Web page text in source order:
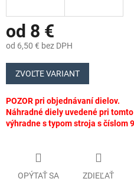
od 8 €
od 6,50 € bez DPH
Jednotková
cena:
ZVOĽTE VARIANT
POZOR pri objednávaní dielov.
Náhradné diely uvedené pri
výhradne s typom stroja s číslom
OPÝTAŤ SA ZDIEĽAŤ